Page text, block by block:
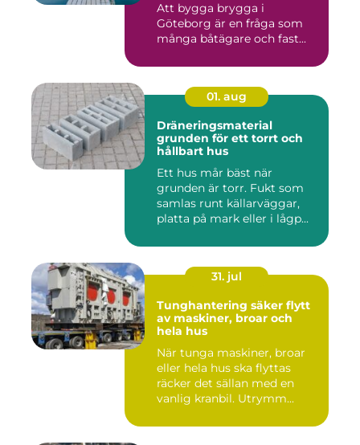
Att bygga brygga i
Göteborg är en fråga som
många båtägare och fast...
01. aug
Dräneringsmaterial
grunden för ett torrt och
hållbart hus
Ett hus mår bäst när
grunden är torr. Fukt som
samlas runt källarväggar,
platta på mark eller i lågp...
31. jul
Tunghantering säker flytt
av maskiner, broar och
hela hus
När tunga maskiner, broar
eller hela hus ska flyttas
räcker det sällan med en
vanlig kranbil. Utrymm...